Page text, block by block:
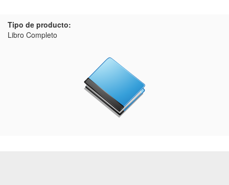
Tipo de producto:
Libro Completo